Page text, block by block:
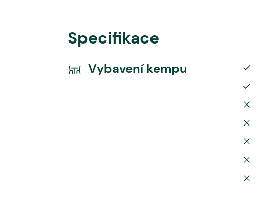
Specifikace
Vybavení kempu